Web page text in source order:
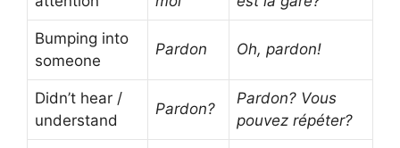
Bumping into
someone
Pardon Oh, pardon!
Didn’t hear /
understand
Pardon?
Pardon? Vous
pouvez répéter?